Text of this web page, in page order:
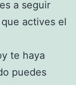
a seguir
actives el
te haya
puedes